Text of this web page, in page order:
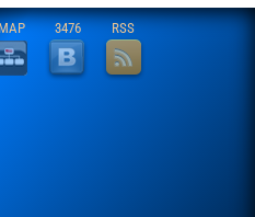
3476 RSS